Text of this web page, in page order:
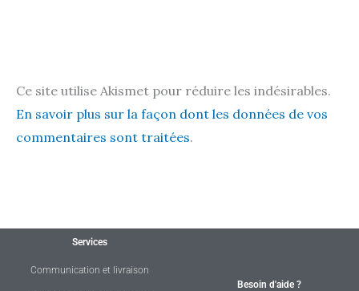
Ce site utilise Akismet pour réduire les indésirables.
En savoir plus sur la façon dont les données de vos
commentaires sont traitées.
Services
Communication et livraison
Besoin d'aide ?